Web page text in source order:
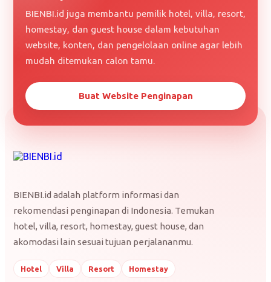
BIENBI.id juga membantu pemilik hotel, villa, resort,
homestay, dan guest house dalam kebutuhan
website, konten, dan pengelolaan online agar lebih
mudah ditemukan calon tamu.
Buat Website Penginapan
BIENBI.id adalah platform informasi dan
rekomendasi penginapan di Indonesia. Temukan
hotel, villa, resort, homestay, guest house, dan
akomodasi lain sesuai tujuan perjalananmu.
Hotel Villa Resort Homestay